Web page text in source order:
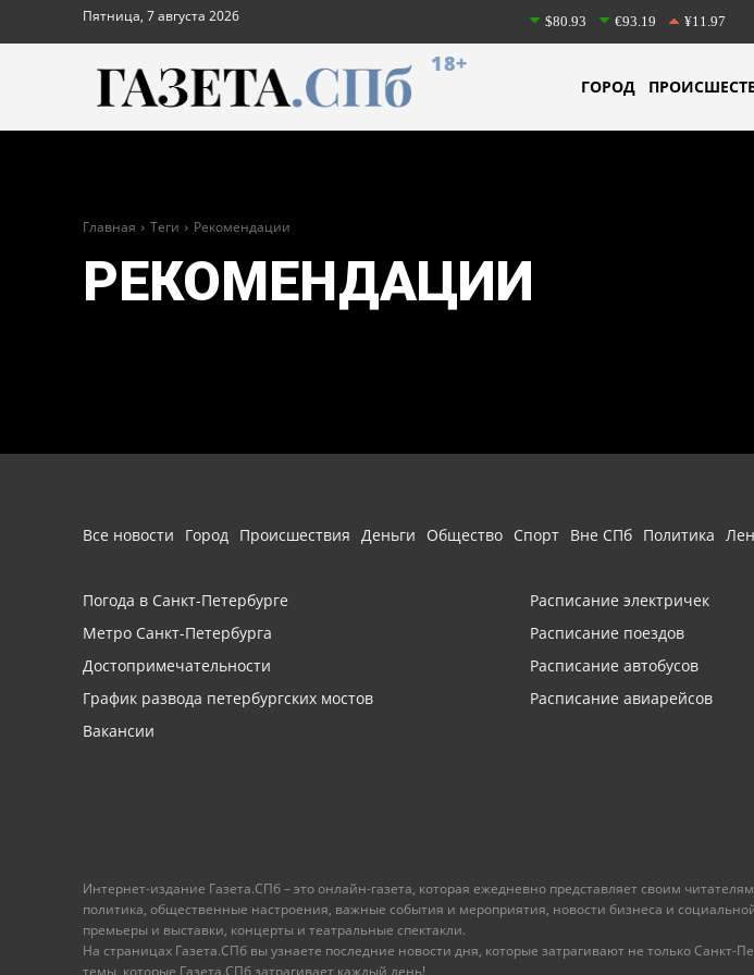
Пятница, 7 августа 2026 $80.93 €93.19 ¥11.97
18+
ГОРОД
Главная Теги Рекомендации
РЕКОМЕНДАЦИИ
Все новости Город Происшествия Деньги Общество Спорт Вне СПб Политика
Погода в Санкт-Петербурге
Метро Санкт-Петербурга
Достопримечательности
График развода петербургских мостов
Вакансии
Расписание электричек
Расписание поездов
Расписание автобусов
Расписание авиарейсов
Интернет-издание Газета.СПб – это онлайн-газета, которая ежедневно представляет своим
политика, общественные настроения, важные события и мероприятия, новости бизнеса и
премьеры и выставки, концерты и театральные спектакли.
На страницах Газета.СПб вы узнаете последние новости дня, которые затрагивают не только Санкт-
темы, которые Газета.СПб затрагивает каждый день!